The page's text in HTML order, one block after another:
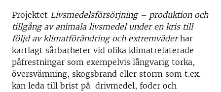
Projektet Livsmedelsförsörjning – produktion och
tillgång av animala livsmedel under en kris till
följd av klimatförändring och extremväderhar
kartlagt sårbarheter vid olika klimatrelaterade
påfrestningar som exempelvis långvarig torka,
översvämning, skogsbrand eller storm som t.ex.
kan leda till brist på drivmedel, foder och